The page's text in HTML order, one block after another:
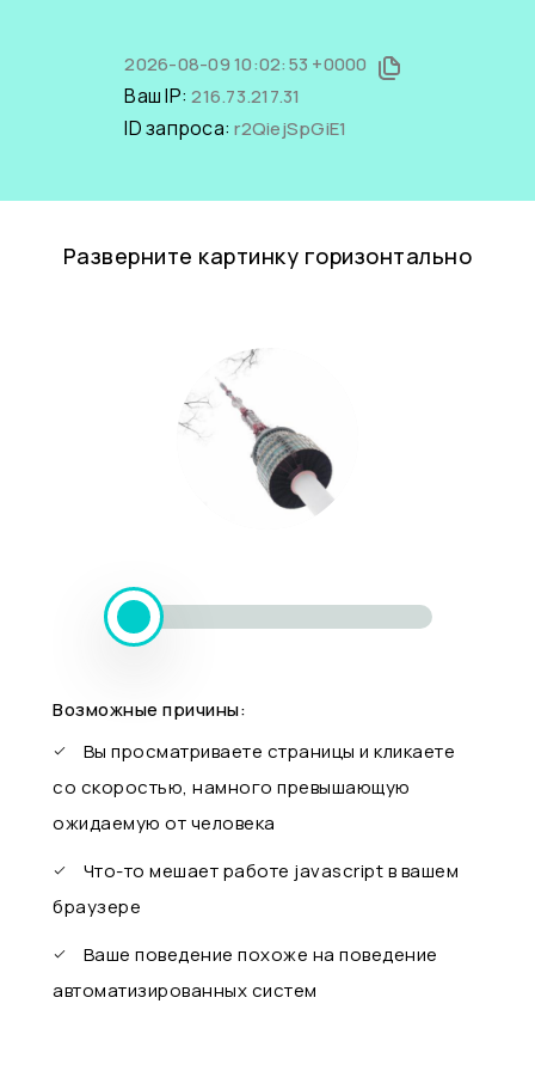
2026-08-09 10:02:53 +0000
Ваш IP:216.73.217.31
ID запроса:r2QiejSpGiE1
Разверните картинку горизонтально
Возможные причины:
Вы просматриваете страницы и кликаете
со скоростью, намного превышающую
ожидаемую от человека
Что-то мешает работе javascript в вашем
браузере
Ваше поведение похоже на поведение
автоматизированных систем